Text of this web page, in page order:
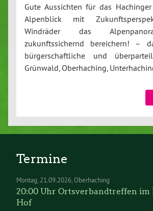
Gute Aussichten für das
Alpenblick mit
Windräder das
zukunftssichernd bereichern! –
bürgerschaftliche und
Grünwald, Oberhaching,
Termine
Montag 21.09.2026 Oberhaching
20:00 Uhr Ortsverbandtreffen im
Hof